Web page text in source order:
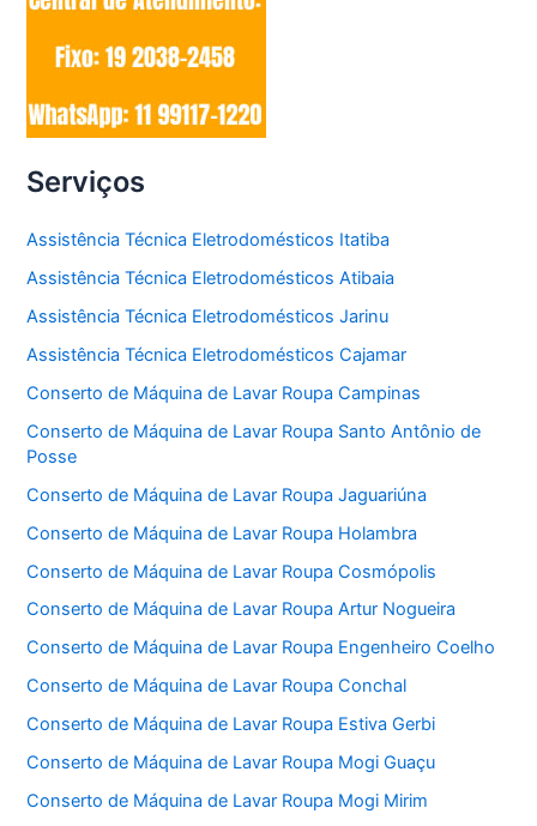
Serviços
Assistência Técnica Eletrodomésticos Itatiba
Assistência Técnica Eletrodomésticos Atibaia
Assistência Técnica Eletrodomésticos Jarinu
Assistência Técnica Eletrodomésticos Cajamar
Conserto de Máquina de Lavar Roupa Campinas
Conserto de Máquina de Lavar Roupa Santo Antônio de
Posse
Conserto de Máquina de Lavar Roupa Jaguariúna
Conserto de Máquina de Lavar Roupa Holambra
Conserto de Máquina de Lavar Roupa Cosmópolis
Conserto de Máquina de Lavar Roupa Artur Nogueira
Conserto de Máquina de Lavar Roupa Engenheiro Coelho
Conserto de Máquina de Lavar Roupa Conchal
Conserto de Máquina de Lavar Roupa Estiva Gerbi
Conserto de Máquina de Lavar Roupa Mogi Guaçu
Conserto de Máquina de Lavar Roupa Mogi Mirim